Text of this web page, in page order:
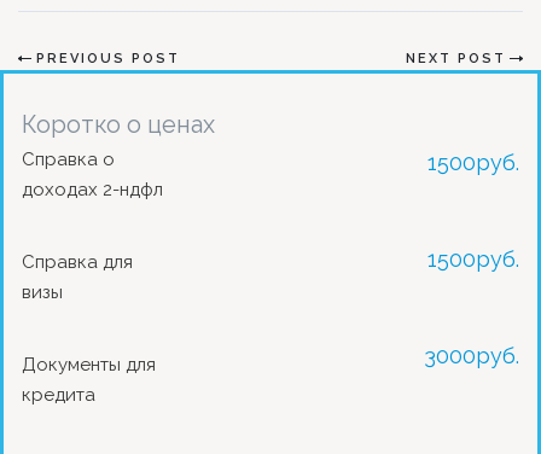
PREVIOUS POST NEXT POST
Коротко о ценах
Справка о
доходах 2-ндфл
Справка для
визы
Документы для
кредита
1500руб.
1500руб.
3000руб.